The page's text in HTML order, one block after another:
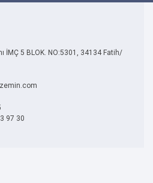
İMÇ 5 BLOK. NO:5301, 34134 Fatih/
97 30